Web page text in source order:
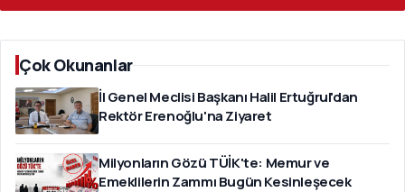
Çok Okunanlar
İl Genel Meclisi Başkanı Halil Ertuğrul'dan
Rektör Erenoğlu'na Ziyaret
Milyonların Gözü TÜİK'te: Memur ve
Emeklilerin Zammı Bugün Kesinleşecek